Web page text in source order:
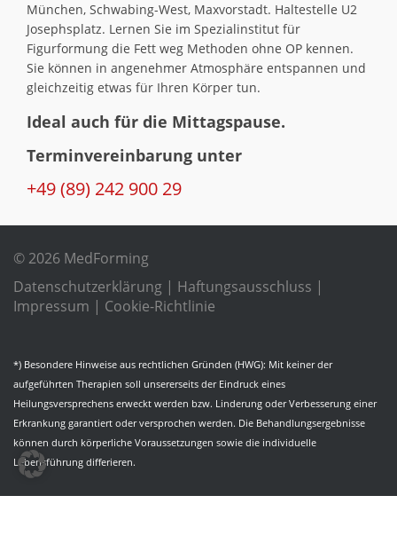
München, Schwabing-West, Maxvorstadt. Haltestelle U2
Josephsplatz. Lernen Sie im Spezialinstitut für
Figurformung die Fett weg Methoden ohne OP kennen.
Sie können in angenehmer Atmosphäre entspannen und
gleichzeitig etwas für Ihren Körper tun.
Ideal auch für die Mittagspause.
Terminvereinbarung unter
+49 (89) 242 900 29
© 2026 MedForming
Datenschutzerklärung | Haftungsausschluss |
Impressum | Cookie-Richtlinie
*) Besondere Hinweise aus rechtlichen Gründen (HWG): Mit keiner der
aufgeführten Therapien soll unsererseits der Eindruck eines
Heilungsversprechens erweckt werden bzw. Linderung oder Verbesserung einer
Erkrankung garantiert oder versprochen werden. Die Behandlungsergebnisse
können durch körperliche Voraussetzungen sowie die individuelle
Lebensführung differieren.